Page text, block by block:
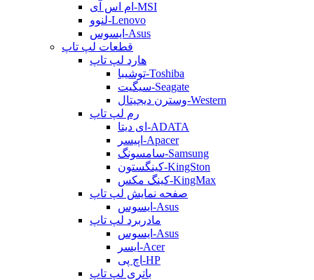
ام اس آی-MSI
لنوو-Lenovo
ایسوس-Asus
قطعات لپ تاپ
هارد لپ تاپ
توشیبا-Toshiba
سیگیت-Seagate
وسترن دیجیتال-Western
رم لپ تاپ
ای دیتا-ADATA
اپیسر-Apacer
سامسونگ-Samsung
کینگستون-KingSton
کینگ مکس-KingMax
صفحه نمایش لپ تاپ
ایسوس-Asus
مادربرد لپ تاپ
ایسوس-Asus
ایسر-Acer
اچ پی-HP
باتری لپ تاپ